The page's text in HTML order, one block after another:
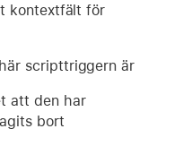
kontextfält för
scripttriggern är
att den har
bort